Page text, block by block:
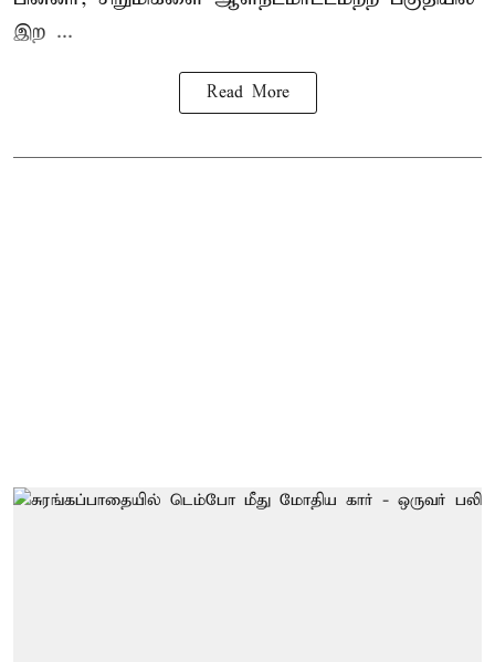
இற ...
Read More